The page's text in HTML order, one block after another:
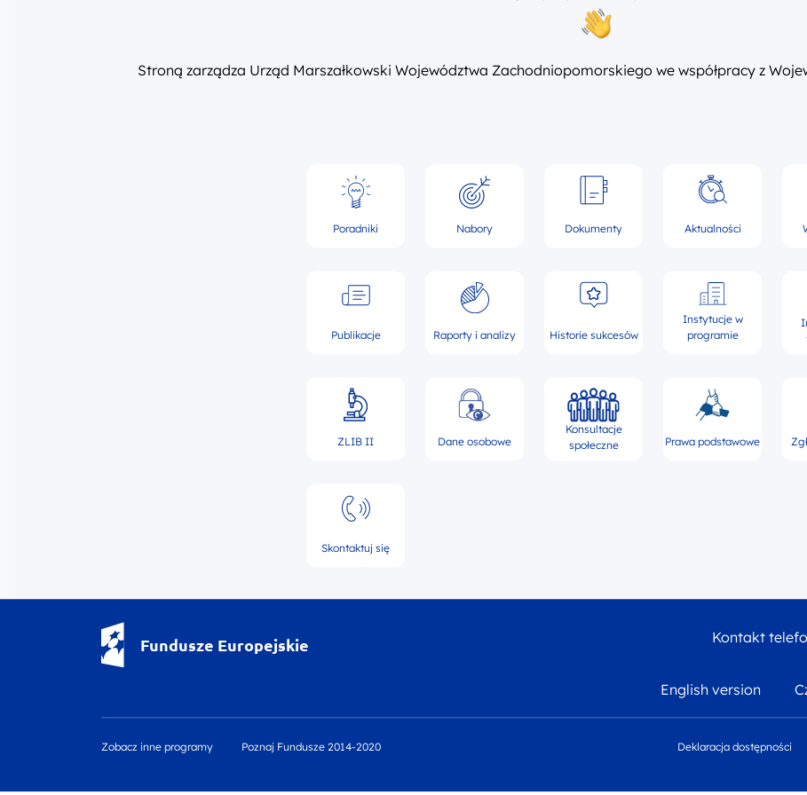
Stroną zarządza Urząd Marszałkowski Województwa Zachodniopomorskiego we współpracy z
Poradniki Nabory Dokumenty Aktualności
Publikacje Raporty i analizy Historie sukcesów
Instytucje w
programie
ZLIB II Dane osobowe
Konsultacje
społeczne
Prawa podstawowe
Skontaktuj się
Fundusze Europejskie Kontakt
English version
Zobacz inne programy Poznaj Fundusze 2014-2020 Deklaracja dostępności